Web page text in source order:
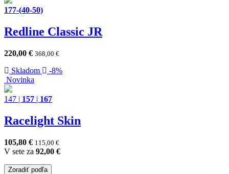
177-(40-50)
Redline Classic JR
220,00 € 368,00 €
Skladom
-8%
Novinka
147 | 157 | 167
Racelight Skin
105,80 € 115,00 €
V sete za 92,00 €
Zoradiť podľa